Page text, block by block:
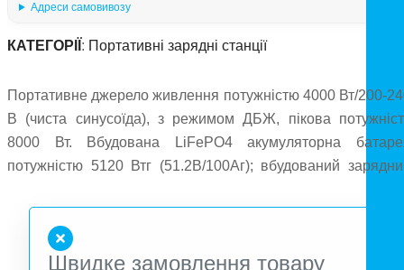
Адреси самовивозу
КАТЕГОРІЇ : Портативні зарядні станції
Портативне джерело живлення потужністю 4000 Вт/200-
В (чиста синусоїда), з режимом ДБЖ, пікова
8000 Вт. Вбудована LiFePO4 акумуляторна
потужністю 5120 Втг (51.2В/100Аг); вбудований
1000 Вт макс.; вхід автомобільної зарядки: 12В/8А; 24В/
вихід змінного струму: 5 портів 200-240 В 4000 Вт;
постійної напруги: 2 порти DC5521 12В/3А
Швидке замовлення товару